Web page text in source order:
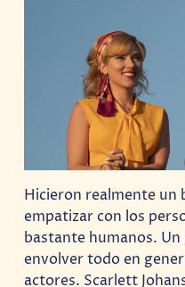
Hicieron realmente un
empatizar con los
bastante humanos.
envolver todo en
actores. Scarlett